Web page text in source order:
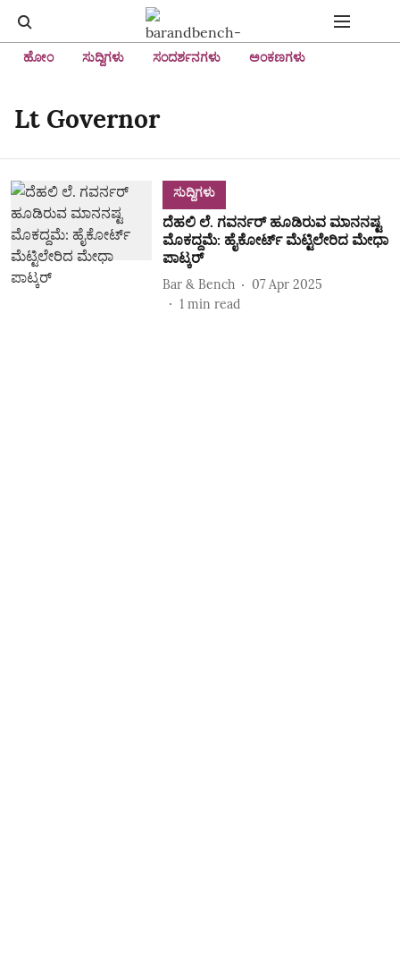
ಹೋಂ ಸುದ್ದಿಗಳು ಸಂದರ್ಶನಗಳು ಅಂಕಣಗಳು
Lt Governor
ಸುದ್ದಿಗಳು
ದೆಹಲಿ ಲೆ. ಗವರ್ನರ್ ಹೂಡಿರುವ ಮಾನನಷ್ಟ
ಮೊಕದ್ದಮೆ: ಹೈಕೋರ್ಟ್ ಮೆಟ್ಟಿಲೇರಿದ ಮೇಧಾ
ಪಾಟ್ಕರ್
Bar & Bench
07 Apr 2025
1 min read